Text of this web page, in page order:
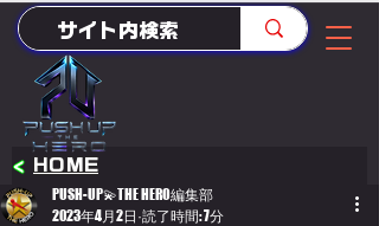
HOME
<
PUSH-UP💫THE HERO編集部
2023年4月2日 読了時間: 7分